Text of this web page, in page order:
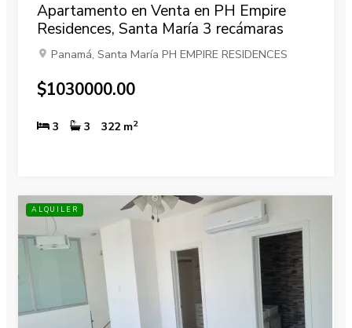
Apartamento en Venta en PH Empire
Residences, Santa María 3 recámaras
Panamá, Santa María PH EMPIRE RESIDENCES
$1030000.00
3 3 322 m2
ALQUILER